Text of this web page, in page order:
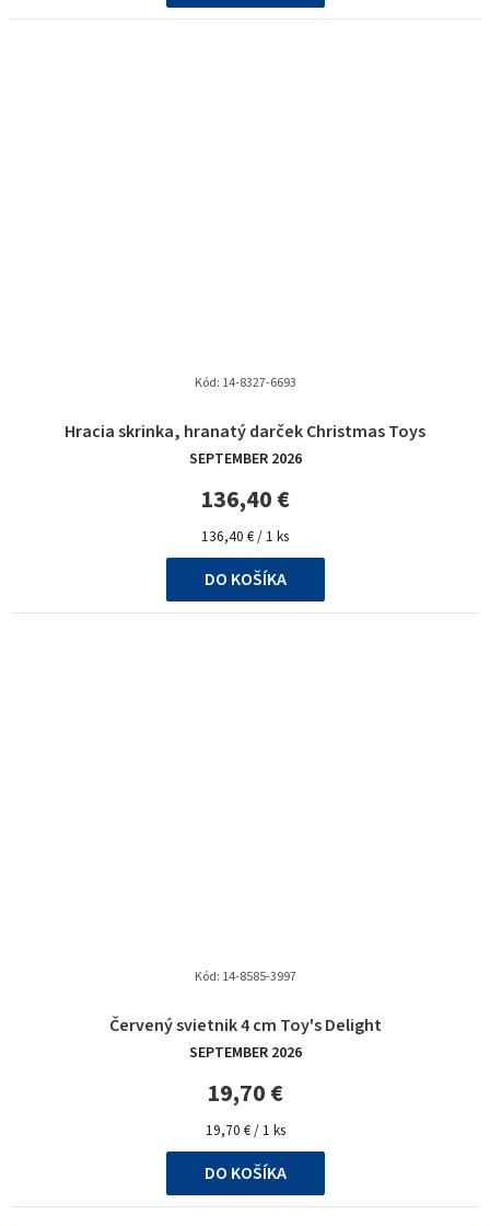
Hracia skrinka, hranatý darček Christmas Toys
SEPTEMBER 2026
136,40 €
Jednotková
cena:
136,40 € / 1 ks
DO KOŠÍKA
Kód: 14-8327-6693
Červený svietnik 4 cm Toy's Delight
hodnotenie
produktu
je
4,9
z
5
hviezdičiek.
SEPTEMBER 2026
19,70 €
Jednotková
cena:
19,70 € / 1 ks
DO KOŠÍKA
Kód: 14-8585-3997